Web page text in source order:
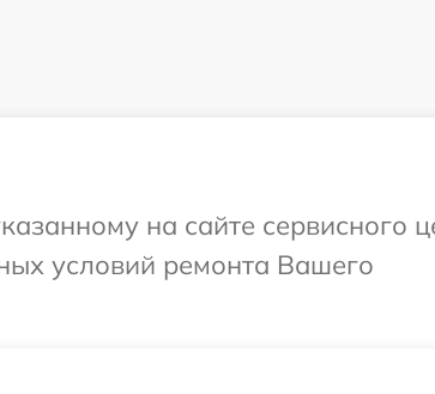
на сайте сервисного
условий ремонта Вашего